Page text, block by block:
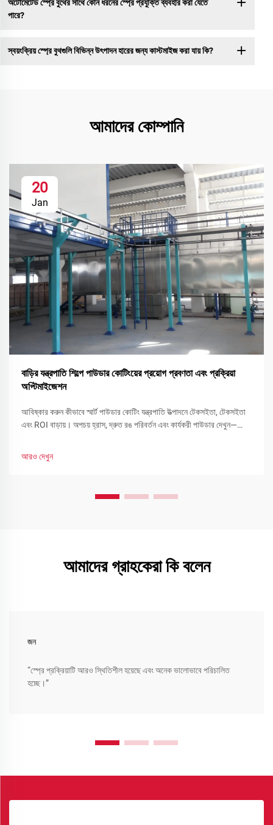
অটোমেটেড স্প্রে বুথের সাথে কোন ধরনের স্প্রে প্রযুক্তি ব্যবহার করা যেতে
পারে?
স্বয়ংক্রিয় স্প্রে বুথগুলি বিভিন্ন উৎপাদন হারের জন্য কাস্টমাইজ করা যায় কি?
আমাদের কোম্পানি
20
Jan
বাড়ির যন্ত্রপাতি শিল্পে পাউডার কোটিংয়ের প্রয়োগ প্রবণতা এবং প্রক্রিয়া
অপ্টিমাইজেশন
আবিষ্কার করুন কীভাবে স্মার্ট পাউডার কোটিং যন্ত্রপাতি উত্পাদনে টেকসইতা, টেকসইতা
এবং ROI বাড়ায়। অপচয় হ্রাস, দ্রুত রঙ পরিবর্তন এবং কার্যকরী পাউডার দেখুন—
আরও দেখুন
আমাদের গ্রাহকেরা কি বলেন
জন
“স্প্রে প্রক্রিয়াটি আরও স্থিতিশীল হয়েছে এবং অনেক ভালোভাবে পরিচালিত
হচ্ছে।”